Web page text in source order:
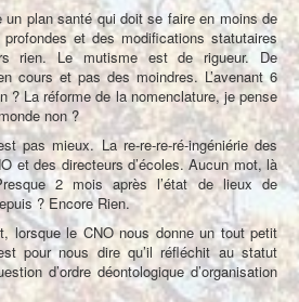
un plan santé qui doit se faire en moins de
et des modifications statutaires
rien. Le mutisme est de rigueur. De
cours et pas des moindres. L’avenant 6
? La réforme de la nomenclature, je pense
non ?
pas mieux. La re-re-re-ré-ingéniérie des
et des directeurs d’écoles. Aucun mot, là
2 mois après l’état de lieux de
? Encore Rien.
lorsque le CNO nous donne un tout petit
pour nous dire qu’il réfléchit au statut
d’ordre déontologique d’organisation